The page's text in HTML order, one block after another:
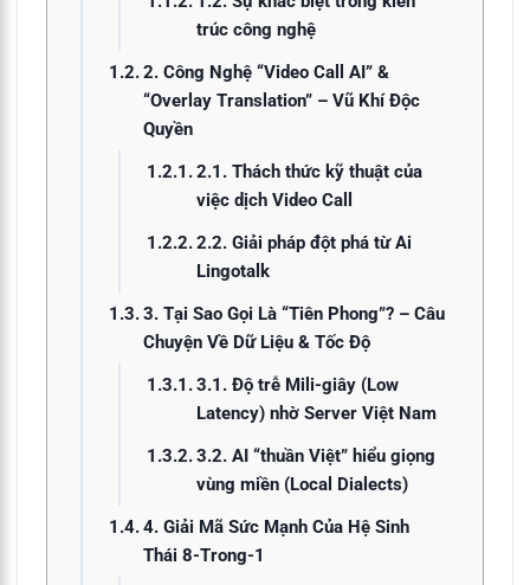
trúc công nghệ
2. Công Nghệ “Video Call AI” &
“Overlay Translation” – Vũ Khí Độc
Quyền
2.1. Thách thức kỹ thuật của
việc dịch Video Call
2.2. Giải pháp đột phá từ Ai
Lingotalk
3. Tại Sao Gọi Là “Tiên Phong”? – Câu
Chuyện Về Dữ Liệu & Tốc Độ
3.1. Độ trễ Mili-giây (Low
Latency) nhờ Server Việt Nam
3.2. AI “thuần Việt” hiểu giọng
vùng miền (Local Dialects)
4. Giải Mã Sức Mạnh Của Hệ Sinh
Thái 8-Trong-1